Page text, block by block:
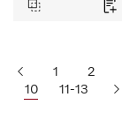
1 2
10
11-13